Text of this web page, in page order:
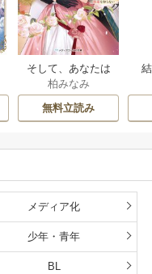
そして、あなたは
私を捨てる
柏みなみ
無料立読み
メディア化
少年・青年
BL